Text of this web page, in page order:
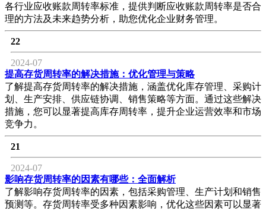
各行业应收账款周转率标准，提供判断应收账款周转率是否合
理的方法及未来趋势分析，助您优化企业财务管理。
22
2024-07
提高存货周转率的解决措施：优化管理与策略
了解提高存货周转率的解决措施，涵盖优化库存管理、采购计
划、生产安排、供应链协调、销售策略等方面。通过这些解决
措施，您可以显著提高库存周转率，提升企业运营效率和市场
竞争力。
21
2024-07
影响存货周转率的因素有哪些：全面解析
了解影响存货周转率的因素，包括采购管理、生产计划和销售
预测等。存货周转率受多种因素影响，优化这些因素可以显著